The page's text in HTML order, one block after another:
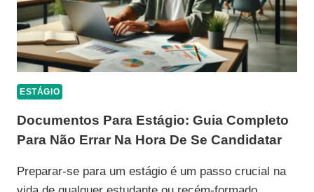
ESTÁGIO
Documentos Para Estágio: Guia Completo
Para Não Errar Na Hora De Se Candidatar
Preparar-se para um estágio é um passo crucial na